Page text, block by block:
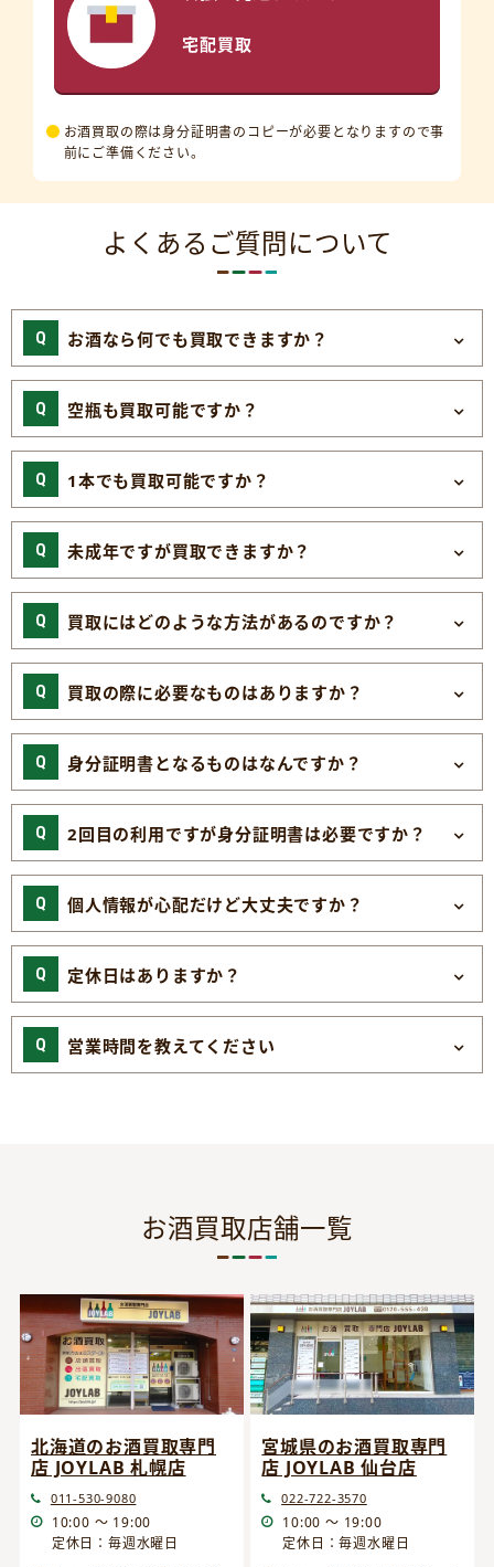
宅配買取
お酒買取の際は身分証明書のコピーが必要となりますので事
前にご準備ください。
よくあるご質問について
お酒なら何でも買取できますか？
空瓶も買取可能ですか？
1本でも買取可能ですか？
未成年ですが買取できますか？
買取にはどのような方法があるのですか？
買取の際に必要なものはありますか？
身分証明書となるものはなんですか？
2回目の利用ですが身分証明書は必要ですか？
個人情報が心配だけど大丈夫ですか？
定休日はありますか？
営業時間を教えてください
お酒買取店舗一覧
北海道のお酒買取専門
店 JOYLAB 札幌店
011-530-9080
10:00 ～ 19:00
定休日：毎週水曜日
宮城県のお酒買取専門
店 JOYLAB 仙台店
022-722-3570
10:00 ～ 19:00
定休日：毎週水曜日